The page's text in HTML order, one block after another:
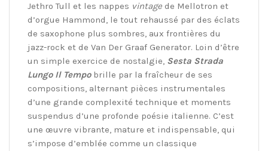
Jethro Tull et les nappes vintage de Mellotron et
d’orgue Hammond, le tout rehaussé par des éclats
de saxophone plus sombres, aux frontières du
jazz-rock et de Van Der Graaf Generator. Loin d’être
un simple exercice de nostalgie, Sesta Strada
Lungo Il Tempobrille par la fraîcheur de ses
compositions, alternant pièces instrumentales
d’une grande complexité technique et moments
suspendus d’une profonde poésie italienne. C’est
une œuvre vibrante, mature et indispensable, qui
s’impose d’emblée comme un classique